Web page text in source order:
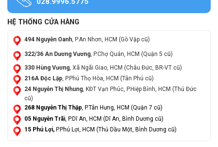
HỆ THỐNG CỬA HÀNG
494 Nguyễn Oanh, P.An Nhơn, HCM (Gò Vập cũ)
322/36 An Dương Vương, P.Chợ Quán, HCM (Quận 5 cũ)
330 Hùng Vương , Xã Ngãi Giao, HCM (Châu Đức, BR-VT cũ)
216A Độc Lập, P.Phú Thọ Hòa, HCM (Tân Phú cũ)
24 Nguyễn Thị Nhung, KĐT Vạn Phúc, P.Hiệp Bình, HCM (Thủ Đức
cũ)
268 Nguyễn Thị Thập, P.Tân Hưng, HCM (Quận 7 cũ)
05 Nguyễn Trãi, P.Dĩ An, HCM (Dĩ An, Bình Dương cũ)
15 Phú Lợi, P.Phú Lợi, HCM (Thủ Dầu Một, Bình Dương cũ)